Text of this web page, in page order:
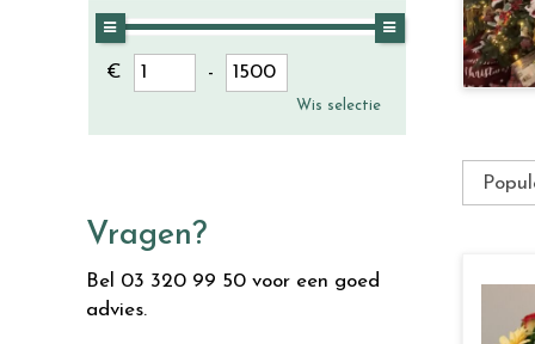
€ -
Wis selectie
Vragen?
Bel 03 320 99 50 voor een goed
advies.